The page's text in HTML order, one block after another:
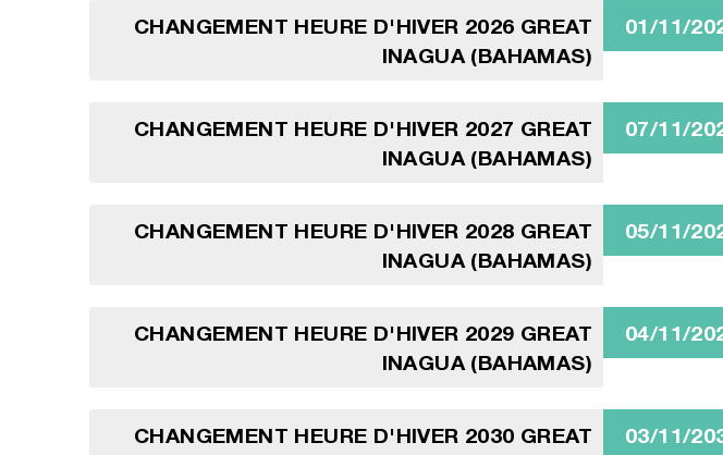
CHANGEMENT HEURE D'HIVER 2026 GREAT
INAGUA (BAHAMAS)
01/11/
CHANGEMENT HEURE D'HIVER 2027 GREAT
INAGUA (BAHAMAS)
07/11/
CHANGEMENT HEURE D'HIVER 2028 GREAT
INAGUA (BAHAMAS)
05/11/
CHANGEMENT HEURE D'HIVER 2029 GREAT
INAGUA (BAHAMAS)
04/11/
CHANGEMENT HEURE D'HIVER 2030 GREAT
03/11/